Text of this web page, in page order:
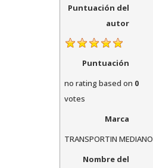
Puntuación del
autor
Puntuación
no ratingbased on 0
votes
Marca
TRANSPORTIN MEDIANO
Nombre del